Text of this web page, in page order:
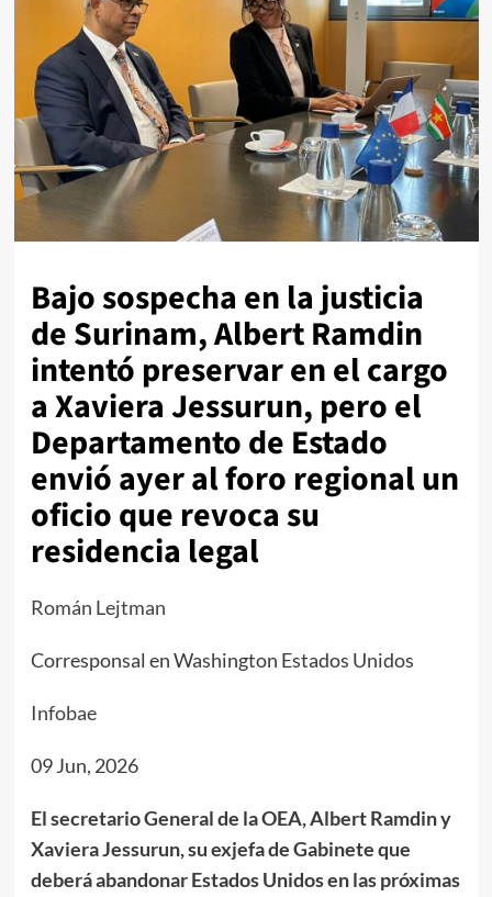
Bajo sospecha en la justicia
de Surinam, Albert Ramdin
intentó preservar en el cargo
a Xaviera Jessurun, pero el
Departamento de Estado
envió ayer al foro regional un
oficio que revoca su
residencia legal
Román Lejtman
Corresponsal en Washington Estados Unidos
Infobae
09 Jun, 2026
El secretario General de la OEA, Albert Ramdin y
Xaviera Jessurun, su exjefa de Gabinete que
deberá abandonar Estados Unidos en las próximas